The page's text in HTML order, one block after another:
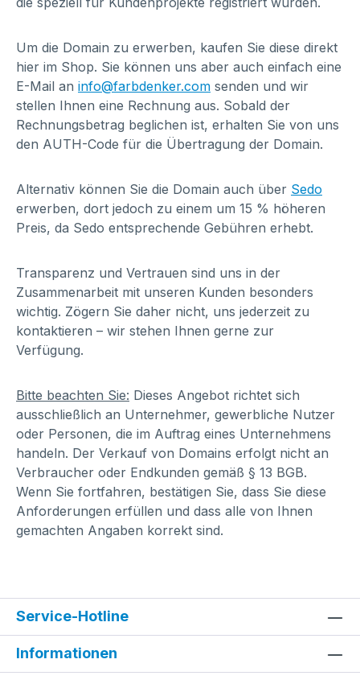
Um die Domain zu erwerben, kaufen Sie diese direkt
hier im Shop. Sie können uns aber auch einfach eine
E-Mail an info@farbdenker.com senden und wir
stellen Ihnen eine Rechnung aus. Sobald der
Rechnungsbetrag beglichen ist, erhalten Sie von uns
den AUTH-Code für die Übertragung der Domain.
Alternativ können Sie die Domain auch über Sedo
erwerben, dort jedoch zu einem um 15 % höheren
Preis, da Sedo entsprechende Gebühren erhebt.
Transparenz und Vertrauen sind uns in der
Zusammenarbeit mit unseren Kunden besonders
wichtig. Zögern Sie daher nicht, uns jederzeit zu
kontaktieren – wir stehen Ihnen gerne zur
Verfügung.
Bitte beachten Sie: Dieses Angebot richtet sich
ausschließlich an Unternehmer, gewerbliche Nutzer
oder Personen, die im Auftrag eines Unternehmens
handeln. Der Verkauf von Domains erfolgt nicht an
Verbraucher oder Endkunden gemäß § 13 BGB.
Wenn Sie fortfahren, bestätigen Sie, dass Sie diese
Anforderungen erfüllen und dass alle von Ihnen
gemachten Angaben korrekt sind.
Service-Hotline
Informationen